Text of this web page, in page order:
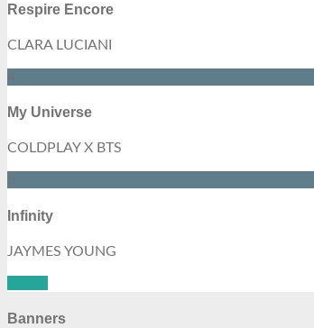
Respire Encore
CLARA LUCIANI
4
My Universe
COLDPLAY X BTS
5
Infinity
JAYMES YOUNG
Banners